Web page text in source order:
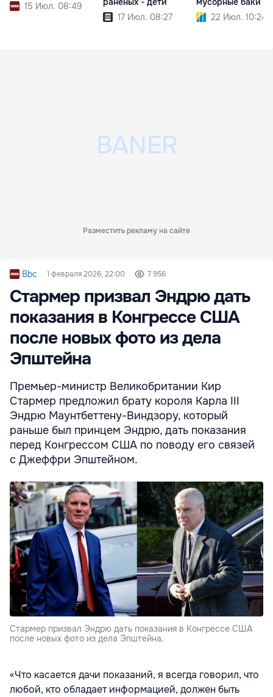
15 Июл. 08:49
17 Июл. 08:27
22 Июл. 10:24
Разместить рекламу на сайте
Bbc 1 февраля 2026, 22:00 7 956
Стармер призвал Эндрю дать
показания в Конгрессе США
после новых фото из дела
Эпштейна
Премьер-министр Великобритании Кир
Стармер предложил брату короля Карла III
Эндрю Маунтбеттену-Виндзору, который
раньше был принцем Эндрю, дать показания
перед Конгрессом США по поводу его связей
с Джеффри Эпштейном.
Стармер призвал Эндрю дать показания в Конгрессе США
после новых фото из дела Эпштейна.
«Что касается дачи показаний, я всегда говорил, что
любой, кто обладает информацией, должен быть